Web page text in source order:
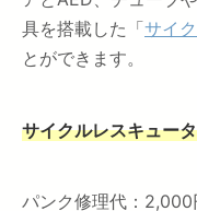
具を搭載した「サイ
とができます。
サイクルレスキュー
パンク修理代：2,000